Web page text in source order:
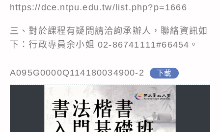
https://dce.ntpu.edu.tw/list.php?p=1666
三、對於課程有疑問請洽詢承辦人，聯絡資訊如
下：行政專員余小姐 02-86741111#66454。
A095G0000Q114180034900-2 下載